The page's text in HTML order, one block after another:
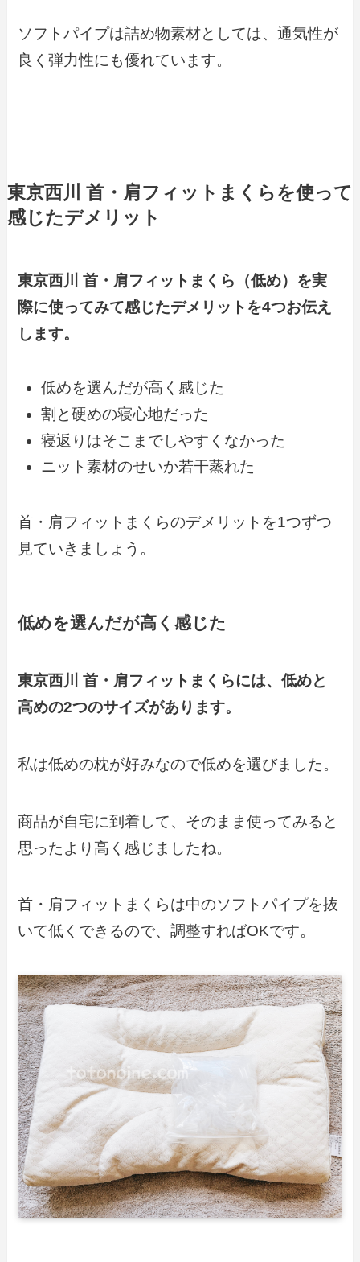
ソフトパイプは詰め物素材としては、通気性が
良く弾力性にも優れています。
東京西川 首・肩フィットまくらを使って
感じたデメリット
東京西川 首・肩フィットまくら（低め）を実
際に使ってみて感じたデメリットを4つお伝え
します。
低めを選んだが高く感じた
割と硬めの寝心地だった
寝返りはそこまでしやすくなかった
ニット素材のせいか若干蒸れた
首・肩フィットまくらのデメリットを1つずつ
見ていきましょう。
低めを選んだが高く感じた
東京西川 首・肩フィットまくらには、低めと
高めの2つのサイズがあります。
私は低めの枕が好みなので低めを選びました。
商品が自宅に到着して、そのまま使ってみると
思ったより高く感じましたね。
首・肩フィットまくらは中のソフトパイプを抜
いて低くできるので、調整すればOKです。